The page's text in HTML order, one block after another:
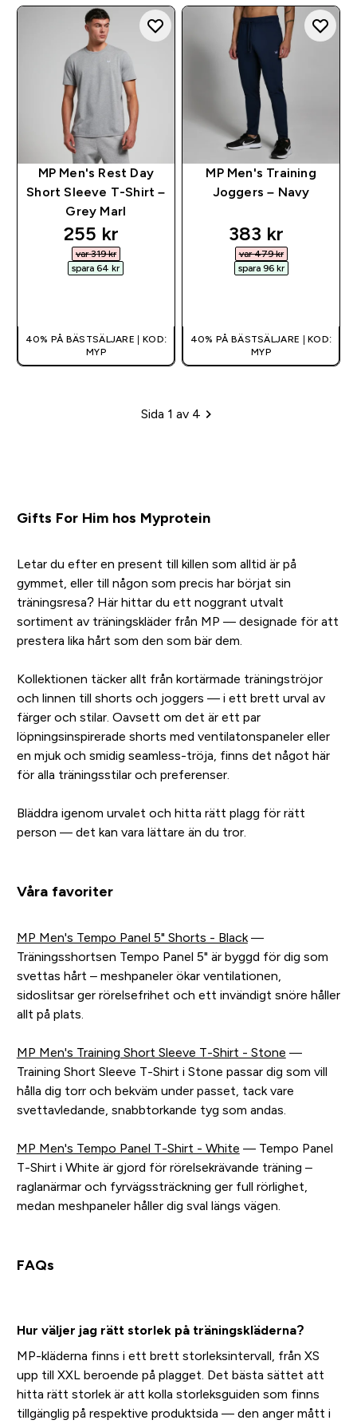
MP Men's Rest Day
Short Sleeve T-Shirt –
Grey Marl
discounted price
255 kr‎
var 319 kr‎
spara 64 kr‎
40% PÅ BÄSTSÄLJARE | KOD:
MYP
MP Men's Training
Joggers – Navy
discounted
383 kr‎
var 479 kr‎
spara 96 kr‎
40% PÅ BÄSTSÄLJARE | KOD:
MYP
Sidhänvisning
Sida 1 av 4
Gifts For Him hos Myprotein
Letar du efter en present till killen som alltid är på
gymmet, eller till någon som precis har börjat sin
träningsresa? Här hittar du ett noggrant utvalt
sortiment av träningskläder från MP — designade för att
prestera lika hårt som den som bär dem.
Kollektionen täcker allt från kortärmade träningströjor
och linnen till shorts och joggers — i ett brett urval av
färger och stilar. Oavsett om det är ett par
löpningsinspirerade shorts med ventilatonspaneler eller
en mjuk och smidig seamless-tröja, finns det något här
för alla träningsstilar och preferenser.
Bläddra igenom urvalet och hitta rätt plagg för rätt
person — det kan vara lättare än du tror.
Våra favoriter
MP Men's Tempo Panel 5" Shorts - Black—
Träningsshortsen Tempo Panel 5" är byggd för dig som
svettas hårt – meshpaneler ökar ventilationen,
sidoslitsar ger rörelsefrihet och ett invändigt snöre håller
allt på plats.
MP Men's Training Short Sleeve T-Shirt - Stone —
Training Short Sleeve T-Shirt i Stone passar dig som vill
hålla dig torr och bekväm under passet, tack vare
svettavledande, snabbtorkande tyg som andas.
MP Men's Tempo Panel T-Shirt - White — Tempo Panel
T-Shirt i White är gjord för rörelsekrävande träning –
raglanärmar och fyrvägssträckning ger full rörlighet,
medan meshpaneler håller dig sval längs vägen.
FAQs
Hur väljer jag rätt storlek på träningskläderna?
MP-kläderna finns i ett brett storleksintervall, från XS
upp till XXL beroende på plagget. Det bästa sättet att
hitta rätt storlek är att kolla storleksguiden som finns
tillgänglig på respektive produktsida — den anger mått i